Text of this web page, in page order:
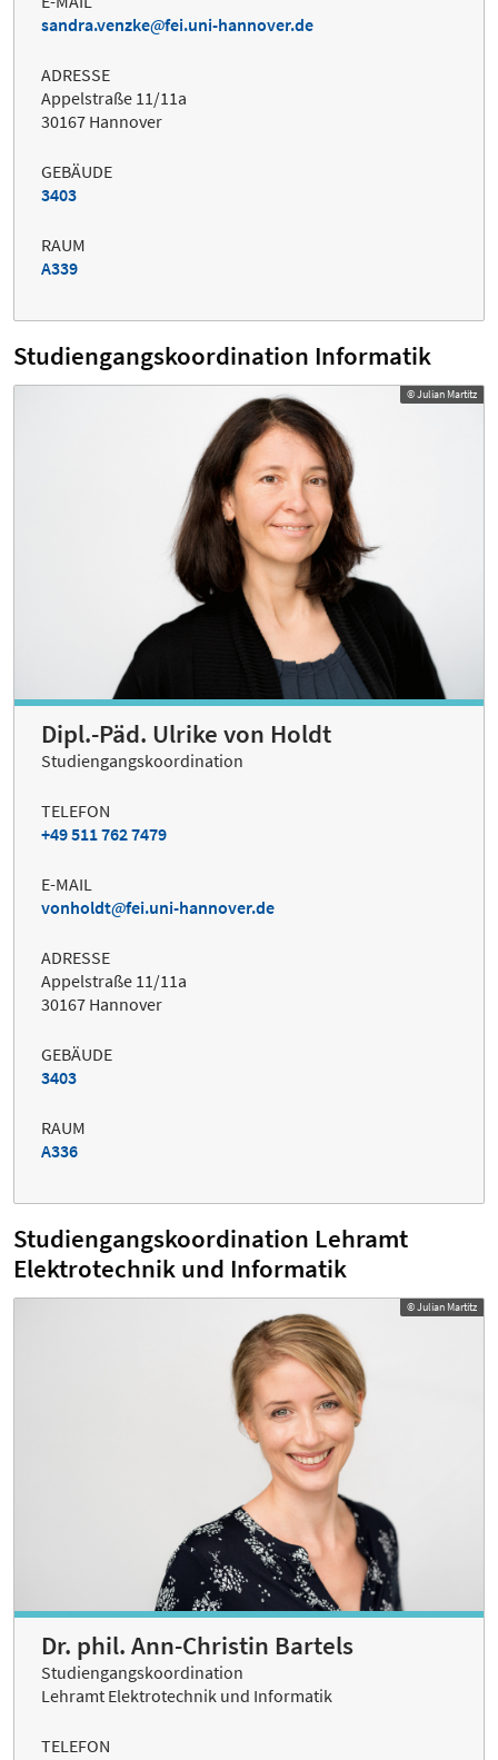
sandra.venzke
fei.uni-hannover.de
ADRESSE
Appelstraße 11/11a
30167 Hannover
GEBÄUDE
3403
RAUM
A339
Studiengangskoordination Informatik
© Julian Martitz
Dipl.-Päd. Ulrike von Holdt
Studiengangskoordination
TELEFON
+49 511 762 7479
E-MAIL
vonholdt
fei.uni-hannover.de
ADRESSE
Appelstraße 11/11a
30167 Hannover
GEBÄUDE
3403
RAUM
A336
Studiengangskoordination Lehramt
Elektrotechnik und Informatik
© Julian Martitz
Dr. phil. Ann-Christin Bartels
Studiengangskoordination
Lehramt Elektrotechnik und Informatik
TELEFON